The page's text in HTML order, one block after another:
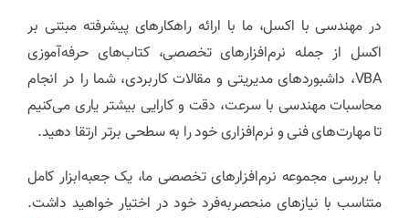
در مهندسی با اکسل، ما با ارائه راهکارهای پیشرفته مبتنی بر
اکسل از جمله نرم‌افزارهای تخصصی، کتاب‌های حرفه‌آموزی
VBA، داشبوردهای مدیریتی و مقالات کاربردی، شما را در انجام
محاسبات مهندسی با سرعت، دقت و کارایی بیشتر یاری می‌کنیم
تا مهارت‌های فنی و نرم‌افزاری خود را به سطحی برتر ارتقا دهید.
با بررسی مجموعه نرم‌افزارهای تخصصی ما، یک جعبه‌ابزار کامل
متناسب با نیازهای منحصربه‌فرد خود در اختیار خواهید داشت.